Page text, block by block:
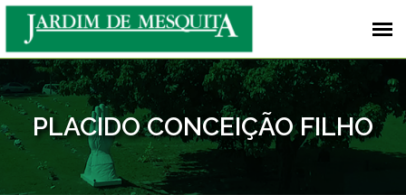
PLACIDO CONCEIÇÃO FILHO